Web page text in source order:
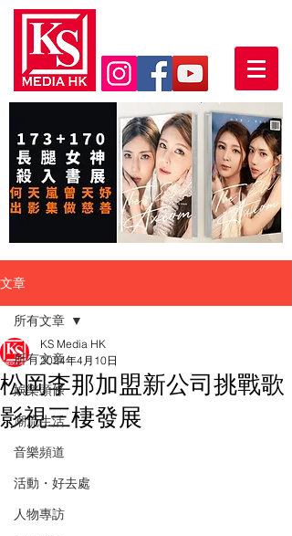
文章
所有文章
娛樂頭條
潮流生活
音樂頻道
活動・好去處
人物專訪
所有文章
松岡李那加盟新公司挑戰歌
影視三棲發展
KS Media HK
2024年4月10日